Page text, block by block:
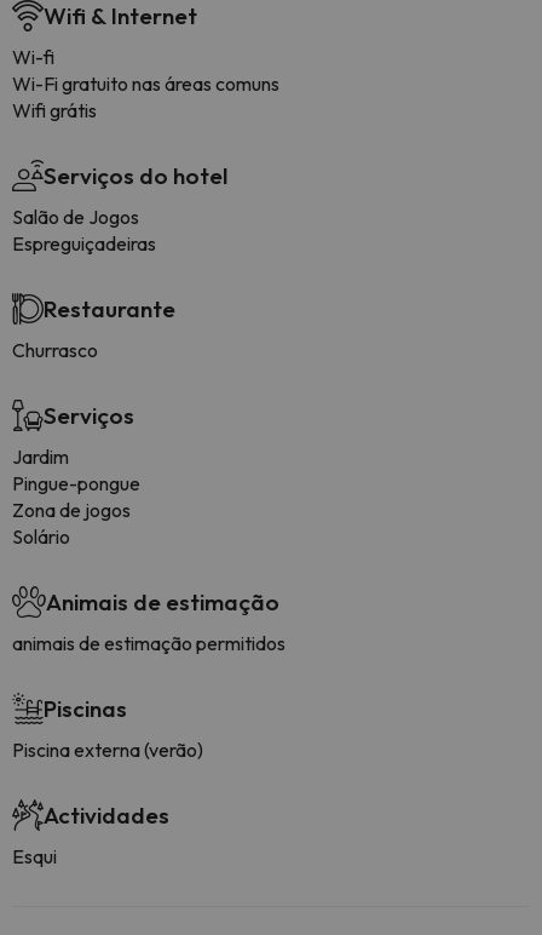
Wifi & Internet
Wi-fi
Wi-Fi gratuito nas áreas comuns
Wifi grátis
Serviços do hotel
Salão de Jogos
Espreguiçadeiras
Restaurante
Churrasco
Serviços
Jardim
Pingue-pongue
Zona de jogos
Solário
Animais de estimação
animais de estimação permitidos
Piscinas
Piscina externa (verão)
Actividades
Esqui